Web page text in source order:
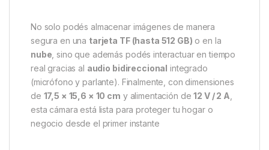
No solo podés almacenar imágenes de manera
segura en una tarjeta TF (hasta 512 GB) o en la
nube , sino que además podés interactuar en tiempo
real gracias al audio bidireccional integrado
(micrófono y parlante). Finalmente, con dimensiones
de 17,5 × 15,6 × 10 cm y alimentación de12 V / 2 A
esta cámara está lista para proteger tu hogar o
negocio desde el primer instante